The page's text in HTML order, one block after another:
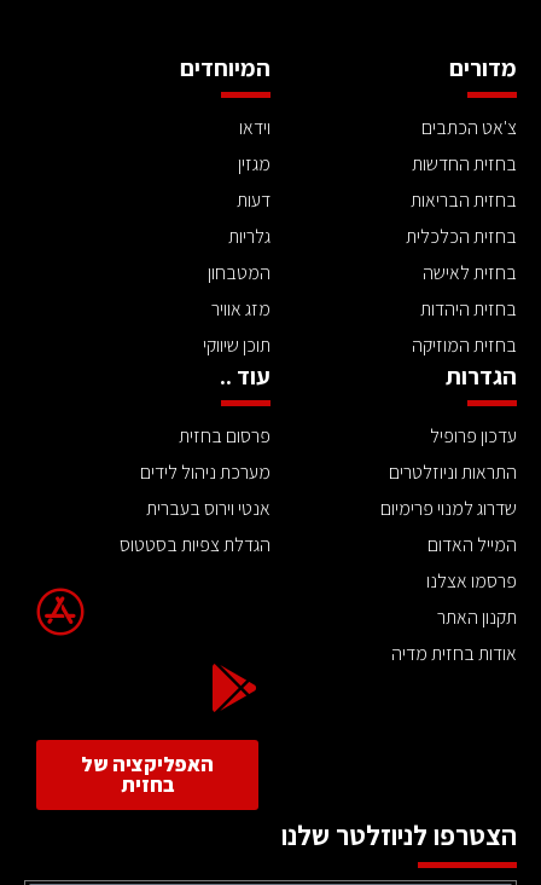
מדורים
צ'אט הכתבים
בחזית החדשות
בחזית הבריאות
בחזית הכלכלית
בחזית לאישה
בחזית היהדות
בחזית המוזיקה
המיוחדים
וידאו
מגזין
דעות
גלריות
המטבחון
מזג אוויר
תוכן שיווקי
הגדרות
עדכון פרופיל
התראות וניוזלטרים
שדרוג למנוי פרימיום
המייל האדום
פרסמו אצלנו
תקנון האתר
אודות בחזית מדיה
עוד ..
פרסום בחזית
מערכת ניהול לידים
אנטי וירוס בעברית
הגדלת צפיות בסטטוס
האפליקציה של
בחזית
הצטרפו לניוזלטר שלנו